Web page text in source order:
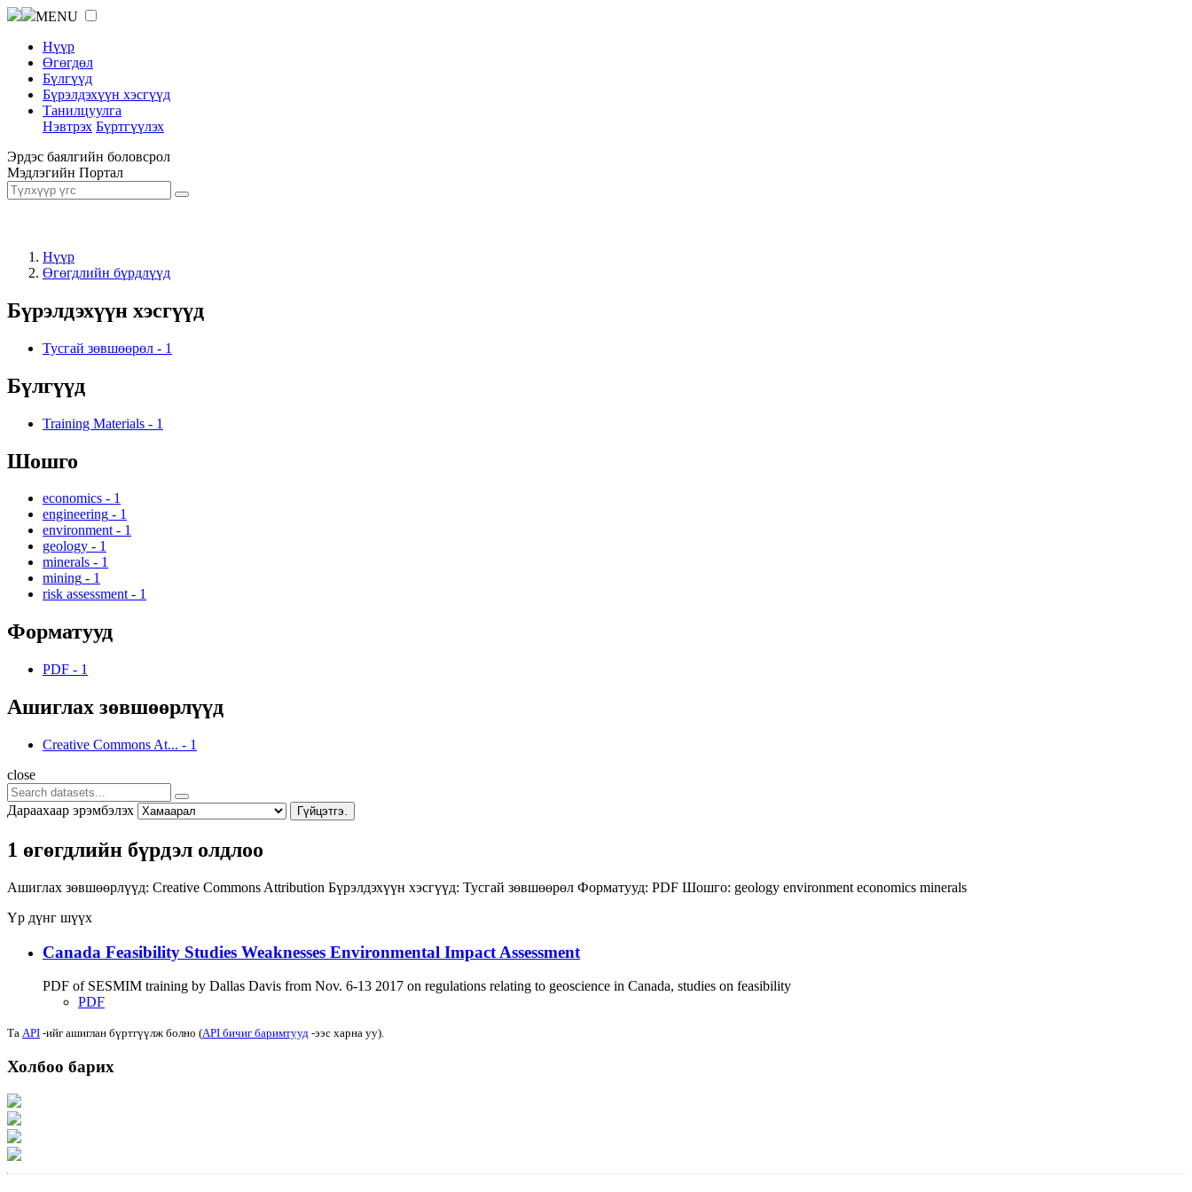
MENU
Нүүр
Өгөгдөл
Бүлгүүд
Бүрэлдэхүүн хэсгүүд
Танилцуулга
Нэвтрэх Бүртгүүлэх
Эрдэс баялгийн боловсрол
Мэдлэгийн Портал
Нүүр
Өгөгдлийн бүрдлүүд
Бүрэлдэхүүн хэсгүүд
Тусгай зөвшөөрөл - 1
Бүлгүүд
Training Materials - 1
Шошго
economics - 1
engineering - 1
environment - 1
geology - 1
minerals - 1
mining - 1
risk assessment - 1
Форматууд
PDF - 1
Ашиглах зөвшөөрлүүд
Creative Commons At... - 1
close
Дараахаар эрэмбэлэх Гүйцэтгэ.
1 өгөгдлийн бүрдэл олдлоо
Ашиглах зөвшөөрлүүд: Creative Commons Attribution Бүрэлдэхүүн хэсгүүд: Тусгай зөвшөөрөл Форматууд: PDF Шошго: geology environment economics minerals
Үр дүнг шүүх
Canada Feasibility Studies Weaknesses Environmental Impact Assessment
PDF of SESMIM training by Dallas Davis from Nov. 6-13 2017 on regulations relating to geoscience in Canada, studies on feasibility
PDF
Та API -ийг ашиглан бүртгүүлж болно (API бичиг баримтууд -ээс харна уу).
Холбоо барих